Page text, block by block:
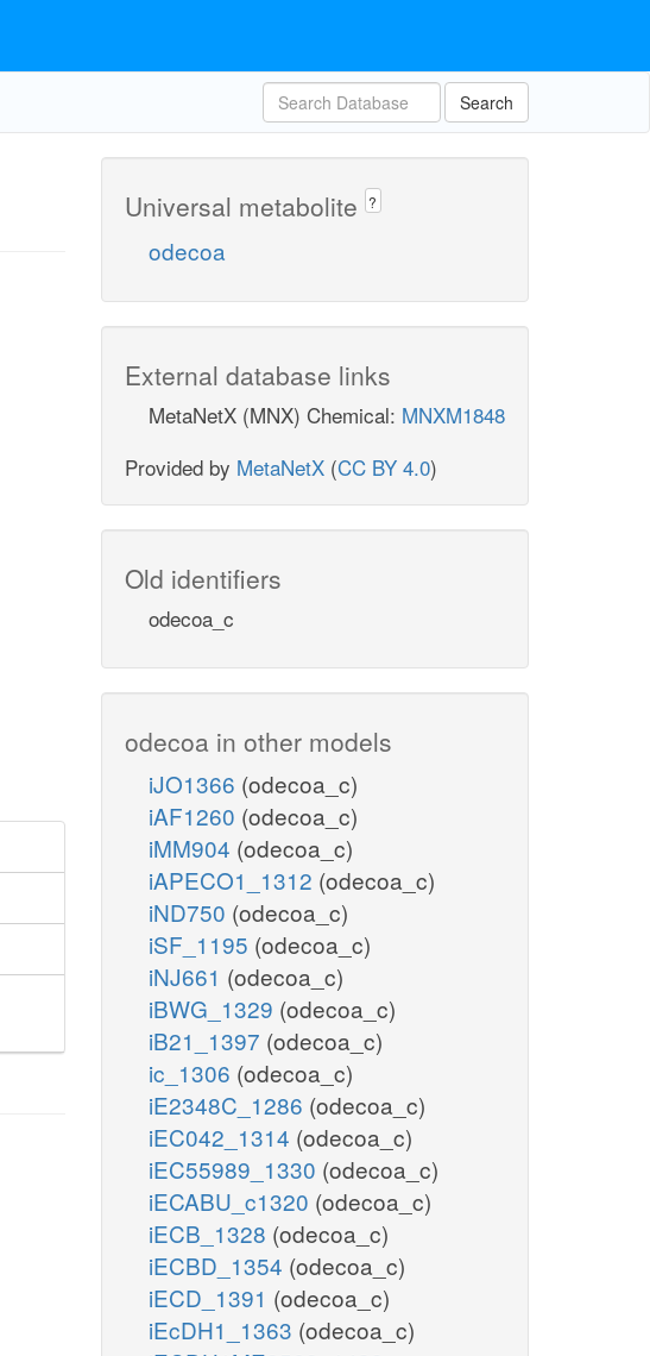
Search
Universal metabolite ?
odecoa
External database links
MetaNetX (MNX) Chemical: MNXM1848
Provided by MetaNetX (CC BY 4.0)
Old identifiers
odecoa_c
odecoa in other models
iJO1366 (odecoa_c)
iAF1260 (odecoa_c)
iMM904 (odecoa_c)
iAPECO1_1312 (odecoa_c)
iND750 (odecoa_c)
iSF_1195 (odecoa_c)
iNJ661 (odecoa_c)
iBWG_1329 (odecoa_c)
iB21_1397 (odecoa_c)
ic_1306 (odecoa_c)
iE2348C_1286 (odecoa_c)
iEC042_1314 (odecoa_c)
iEC55989_1330 (odecoa_c)
iECABU_c1320 (odecoa_c)
iECB_1328 (odecoa_c)
iECBD_1354 (odecoa_c)
iECD_1391 (odecoa_c)
iEcDH1_1363 (odecoa_c)